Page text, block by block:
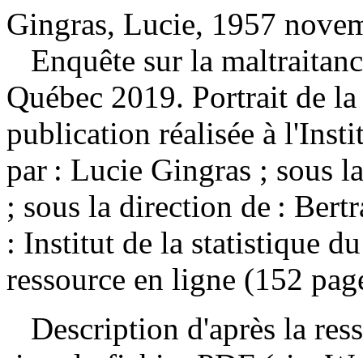
Gingras, Lucie, 1957
Enquête sur la
Québec 2019. Portrait de
publication réalisée à
par : Lucie Gingras ; sous
; sous la direction de :
: Institut de la statistique
ressource en ligne (152
Description d'après la